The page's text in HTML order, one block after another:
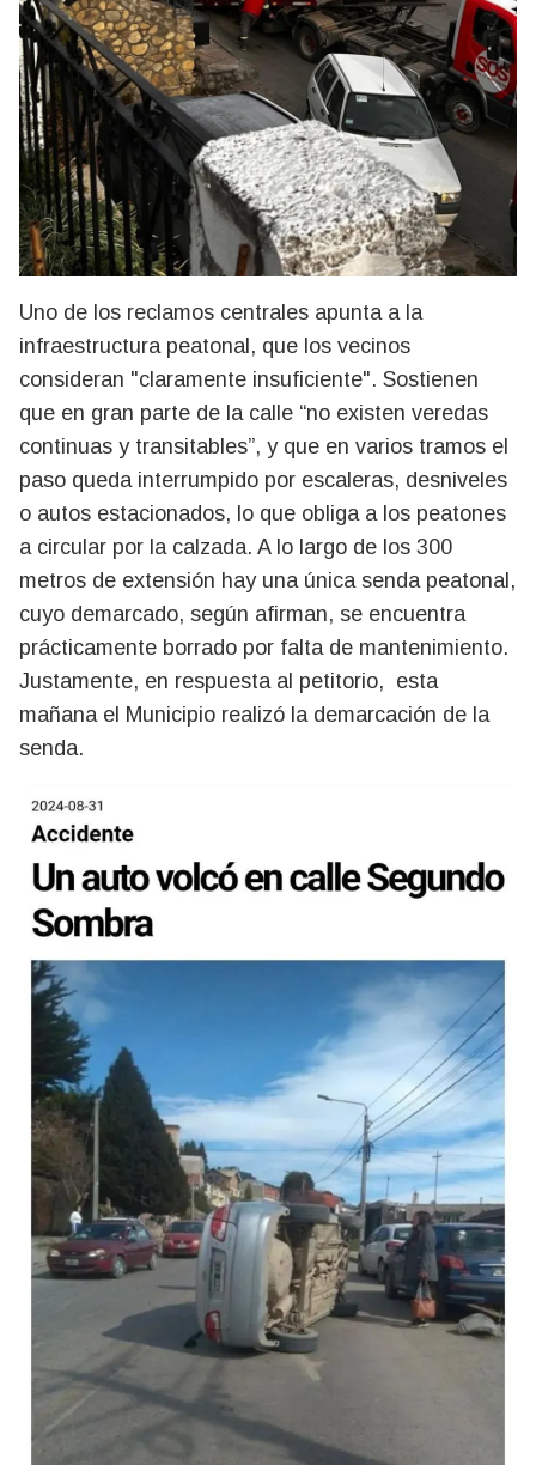
Uno de los reclamos centrales apunta a la
infraestructura peatonal, que los vecinos
consideran "claramente insuficiente". Sostienen
que en gran parte de la calle “no existen veredas
continuas y transitables”, y que en varios tramos el
paso queda interrumpido por escaleras, desniveles
o autos estacionados, lo que obliga a los peatones
a circular por la calzada. A lo largo de los 300
metros de extensión hay una única senda peatonal,
cuyo demarcado, según afirman, se encuentra
prácticamente borrado por falta de mantenimiento.
Justamente, en respuesta al petitorio, esta
mañana el Municipio realizó la demarcación de la
senda.